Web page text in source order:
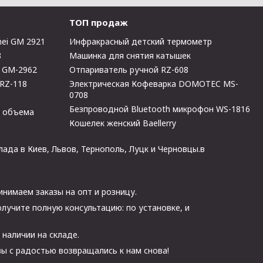
GM 2921
2962
118
объема
ТОП продаж
Инфракрасный детский термометр
Машинка для снятия катышек
Отпариватель ручной RZ-608
Электрическая Кофеварка DOMOTEC MS-
0708
Безпроводной Bluetooth микрофон WS-1816
Кошелек женский Baellerry
в Киев, Львов, Тернополь, Луцк и Черновцы.в
заказы на опт и розницу.
полную консультацию: по установке, и
на складе.
с радостью возвращались к нам снова!